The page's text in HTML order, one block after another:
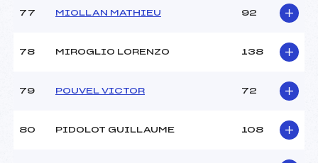
77 MIOLLAN MATHIEU 92
78 MIROGLIO LORENZO 138
79 POUVEL VICTOR 72
80 PIDOLOT GUILLAUME 108